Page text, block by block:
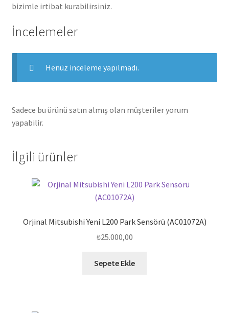
bizimle irtibat kurabilirsiniz.
İncelemeler
Henüz inceleme yapılmadı.
Sadece bu ürünü satın almış olan müşteriler yorum
yapabilir.
İlgili ürünler
Orjinal Mitsubishi Yeni L200 Park Sensörü (AC01072A)
₺25.000,00
Sepete Ekle